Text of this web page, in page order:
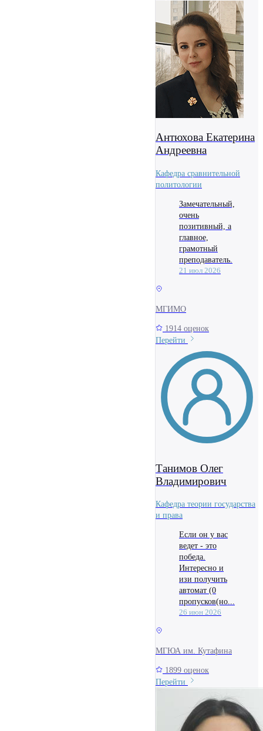
Антюхова Екатерина
Андреевна
Кафедра сравнительной
политологии
Замечательный,
очень
позитивный, а
главное,
грамотный
преподаватель.
21 июл 2026
МГИМО
1914 оценок
Перейти
Танимов Олег
Владимирович
Кафедра теории государства
и права
Если он у вас
ведет - это
победа.
Интересно и
изи получить
автомат (0
пропусков(но...
26 июн 2026
МГЮА им. Кутафина
1899 оценок
Перейти